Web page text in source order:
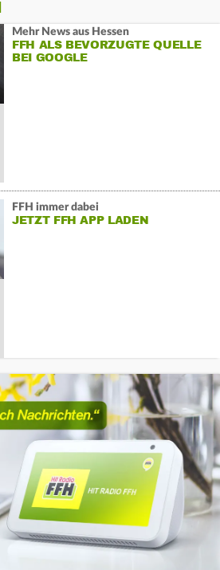
Mehr News aus Hessen
FFH ALS BEVORZUGTE QUELLE
BEI GOOGLE
FFH immer dabei
JETZT FFH APP LADEN